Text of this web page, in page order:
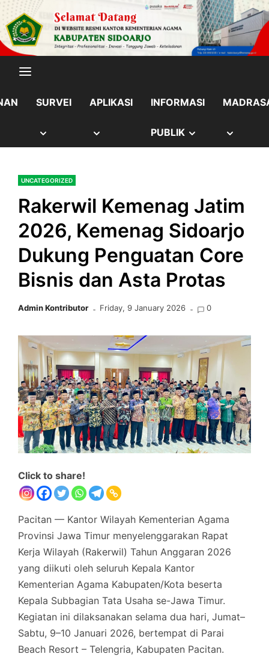
content
Skip
to
content
SURVEI APLIKASI INFORMASI
PUBLIK SHOW
UNCATEGORIZED
Rakerwil Kemenag Jatim
2026, Kemenag Sidoarjo
Dukung Penguatan Core
Bisnis dan Asta Protas
Admin Kontributor Friday, 9 January 2026 0
Click to share!
Pacitan — Kantor Wilayah Kementerian Agama
Provinsi Jawa Timur menyelenggarakan Rapat
Kerja Wilayah (Rakerwil) Tahun Anggaran 2026
yang diikuti oleh seluruh Kepala Kantor
Kementerian Agama Kabupaten/Kota beserta
Kepala Subbagian Tata Usaha se-Jawa Timur.
Kegiatan ini dilaksanakan selama dua hari, Jumat–
Sabtu, 9–10 Januari 2026, bertempat di Parai
Beach Resort – Telengria, Kabupaten Pacitan.